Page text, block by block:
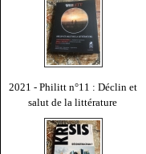
2021 - Philitt n°11 : Déclin et
salut de la littérature